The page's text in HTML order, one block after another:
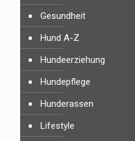
Gesundheit
Hund A-Z
Hundeerziehung
Hundepflege
Hunderassen
Lifestyle